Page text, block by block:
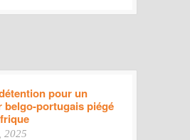
pour un
belgo-portugais piégé
2025